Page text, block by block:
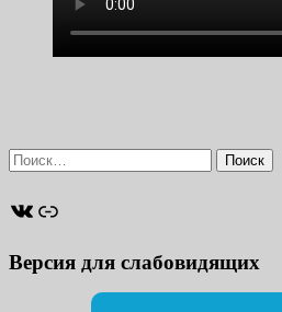
Найти:
ВКонтакте
Ссылка
Версия для слабовидящих